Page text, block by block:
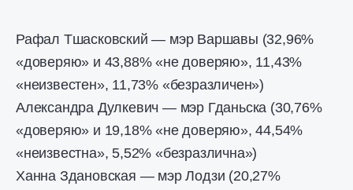
Рафал Тшасковский — мэр Варшавы (32,96%
«доверяю» и 43,88% «не доверяю», 11,43%
«неизвестен», 11,73% «безразличен»)
Александра Дулкевич — мэр Гданьска (30,76%
«доверяю» и 19,18% «не доверяю», 44,54%
«неизвестна», 5,52% «безразлична»)
Ханна Здановская — мэр Лодзи (20,27%